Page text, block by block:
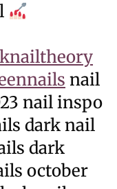
nail
nail inspo
dark nail
dark
october